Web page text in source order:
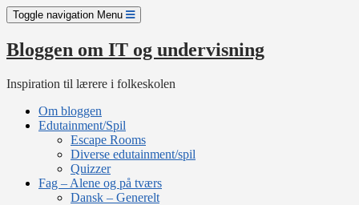
Skip
to
content
Toggle navigation Menu
Bloggen om IT og undervisning
Inspiration til lærere i folkeskolen
Om bloggen
Edutainment/Spil
Escape Rooms
Diverse edutainment/spil
Quizzer
Fag – Alene og på tværs
Dansk – Generelt